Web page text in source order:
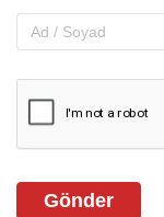
Gönder